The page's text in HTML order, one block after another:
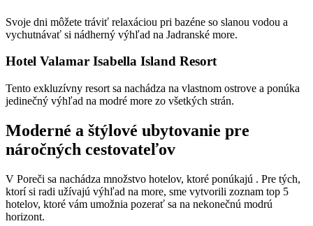
Svoje dni môžete tráviť relaxáciou⁤ pri⁢ bazéne so slanou vodou a
vychutnávať si nádherný‌ výhľad na Jadranské more.
Hotel Valamar Isabella Island⁢ Resort
Tento exkluzívny resort sa nachádza na vlastnom ostrove a ponúka‍
jedinečný výhľad​ na modré more zo všetkých strán.
Moderné a štýlové ubytovanie ⁢pre
náročných ​cestovateľov
V Poreči sa nachádza množstvo ⁣hotelov, ktoré ponúkajú . Pre tých,
ktorí si‌ radi užívajú výhľad na more, sme vytvorili zoznam top 5‌
hotelov, ktoré vám umožnia ⁤pozerať sa na⁤ nekonečnú modrú
horizont.